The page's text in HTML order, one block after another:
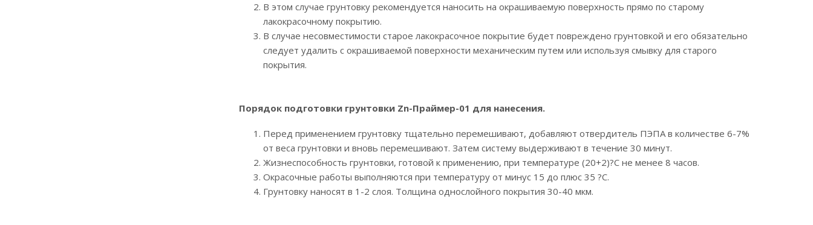
В этом случае грунтовку рекомендуется наносить на окрашиваемую поверхность прямо по старому
лакокрасочному покрытию.
В случае несовместимости старое лакокрасочное покрытие будет повреждено грунтовкой и его обязательно
следует удалить с окрашиваемой поверхности механическим путем или используя смывку для старого
покрытия.
Порядок подготовки грунтовки Zn-Праймер-01 для нанесения.
Перед применением грунтовку тщательно перемешивают, добавляют отвердитель ПЭПА в количестве 6-7%
от веса грунтовки и вновь перемешивают. Затем систему выдерживают в течение 30 минут.
Жизнеспособность грунтовки, готовой к применению, при температуре (20+2)?С не менее 8 часов.
Окрасочные работы выполняются при температуру от минус 15 до плюс 35 ?С.
Грунтовку наносят в 1-2 слоя. Толщина однослойного покрытия 30-40 мкм.